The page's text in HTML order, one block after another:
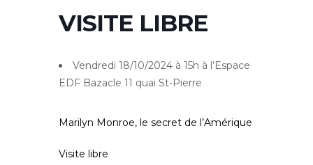
VISITE LIBRE
Vendredi 18/10/2024 à 15h à l’Espace
EDF Bazacle 11 quai St-Pierre
Marilyn Monroe, le secret de l’Amérique
Visite libre